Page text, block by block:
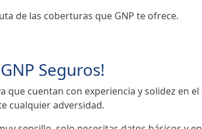
de las coberturas que GNP te ofrece.
Seguros!
que cuentan con experiencia y solidez en
cualquier adversidad.